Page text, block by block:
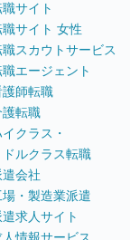
サイト
職サイト 女性
職スカウトサービス
職エージェント
護師転職
護転職
クラス・
ドルクラス転職
遣会社
場・製造業派遣
遣求人サイト